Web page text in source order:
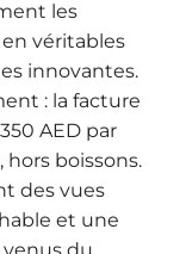
les
en véritables
innovantes.
: la facture
AED par
, hors boissons.
des vues
et une